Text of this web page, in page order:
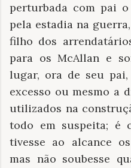
perturbada com pai
pela estadia na
filho dos
para os McAllan e
lugar, ora de seu
excesso ou mesmo a
utilizados na
todo em suspeita; é
tivesse ao alcance
mas não soubesse